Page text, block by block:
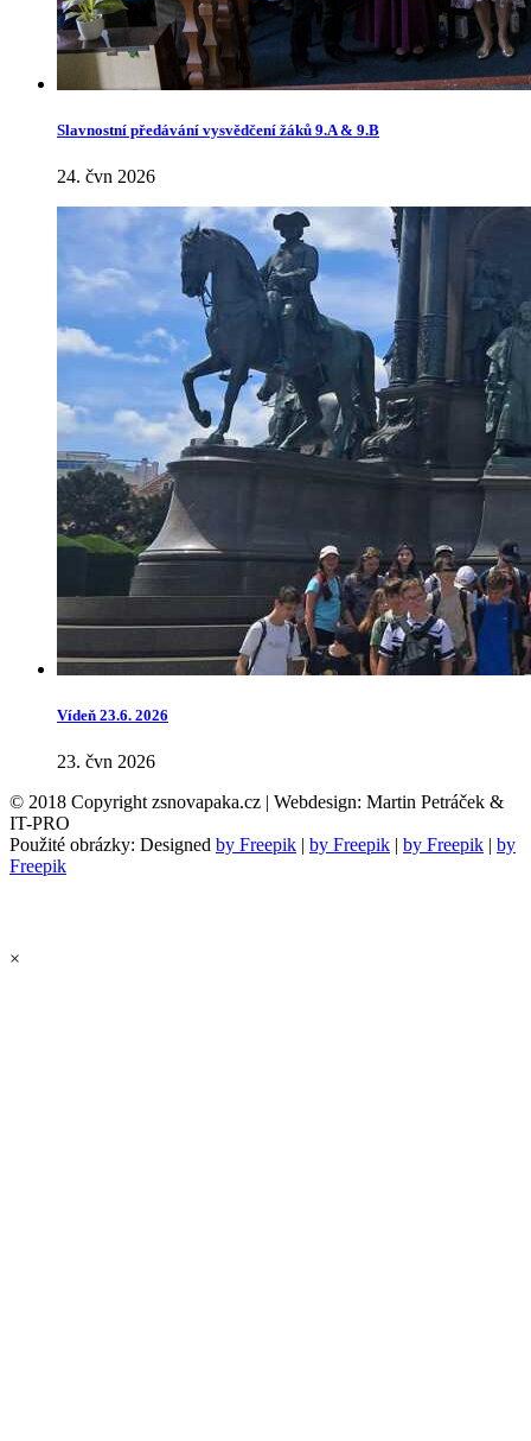
Slavnostní předávání vysvědčení žáků 9.A & 9.B
24. čvn 2026
Vídeň 23.6. 2026
23. čvn 2026
© 2018 Copyright zsnovapaka.cz | Webdesign: Martin Petráček &
IT-PRO
Použité obrázky: Designed by Freepik | by Freepik | by Freepik | by
Freepik
×